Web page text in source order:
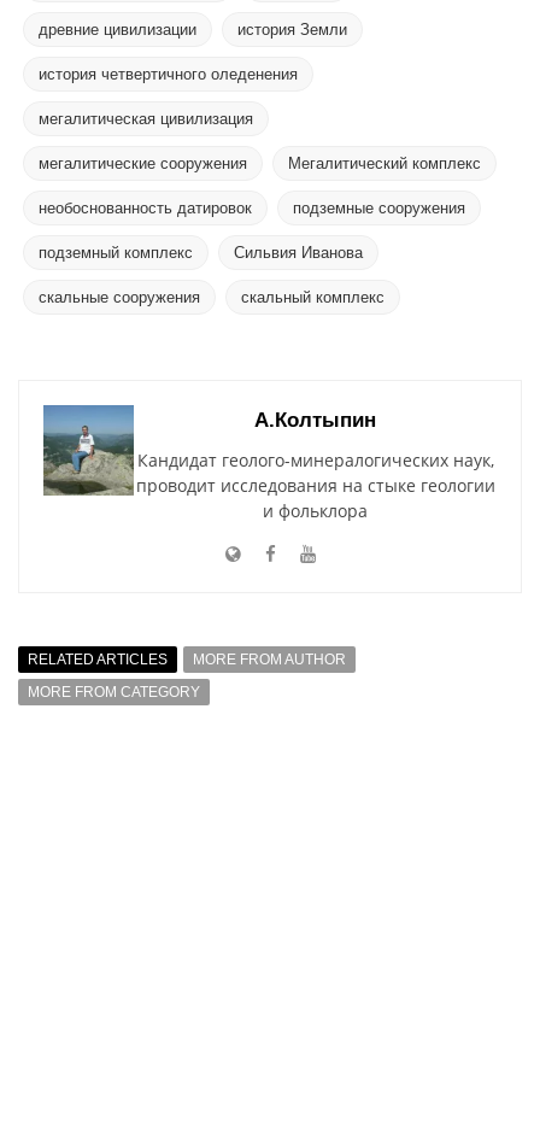
древние цивилизации история Земли
история четвертичного оледенения
мегалитическая цивилизация
мегалитические сооружения Мегалитический комплекс
необоснованность датировок подземные сооружения
подземный комплекс Сильвия Иванова
скальные сооружения скальный комплекс
А.Колтыпин
Кандидат геолого-минералогических наук,
проводит исследования на стыке геологии
и фольклора
RELATED ARTICLES
MORE FROM AUTHOR
MORE FROM CATEGORY